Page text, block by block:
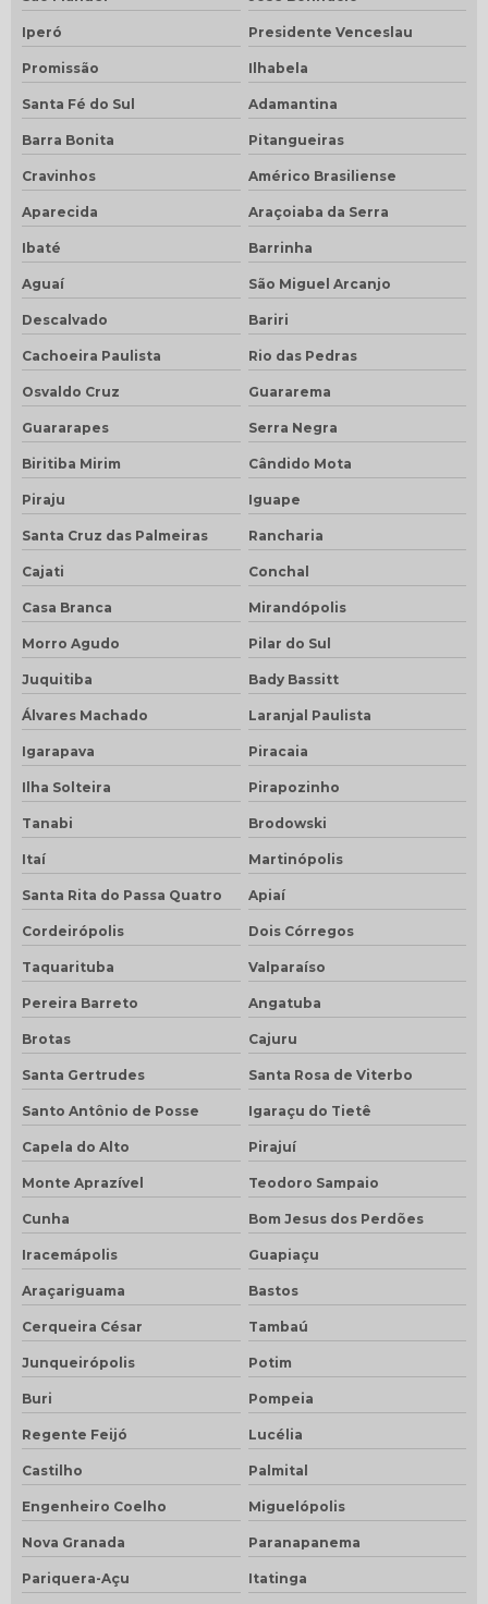
Iperó Presidente Venceslau
Promissão Ilhabela
Santa Fé do Sul Adamantina
Barra Bonita Pitangueiras
Cravinhos Américo Brasiliense
Aparecida Araçoiaba da Serra
Ibaté Barrinha
Aguaí São Miguel Arcanjo
Descalvado Bariri
Cachoeira Paulista Rio das Pedras
Osvaldo Cruz Guararema
Guararapes Serra Negra
Biritiba Mirim Cândido Mota
Piraju Iguape
Santa Cruz das Palmeiras Rancharia
Cajati Conchal
Casa Branca Mirandópolis
Morro Agudo Pilar do Sul
Juquitiba Bady Bassitt
Álvares Machado Laranjal Paulista
Igarapava Piracaia
Ilha Solteira Pirapozinho
Tanabi Brodowski
Itaí Martinópolis
Santa Rita do Passa Quatro Apiaí
Cordeirópolis Dois Córregos
Taquarituba Valparaíso
Pereira Barreto Angatuba
Brotas Cajuru
Santa Gertrudes Santa Rosa de Viterbo
Santo Antônio de Posse Igaraçu do Tietê
Capela do Alto Pirajuí
Monte Aprazível Teodoro Sampaio
Cunha Bom Jesus dos Perdões
Iracemápolis Guapiaçu
Araçariguama Bastos
Cerqueira César Tambaú
Junqueirópolis Potim
Buri Pompeia
Regente Feijó Lucélia
Castilho Palmital
Engenheiro Coelho Miguelópolis
Nova Granada Paranapanema
Pariquera-Açu Itatinga